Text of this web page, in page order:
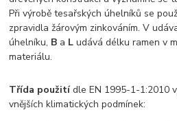
Při výrobě tesařských úhelníků se
zpravidla žárovým zinkováním. V
úhelníku, B a L udává délku ramen v
materiálu.
Třída použitídle EN 1995-1-1:2010
vnějších klimatických podmínek: